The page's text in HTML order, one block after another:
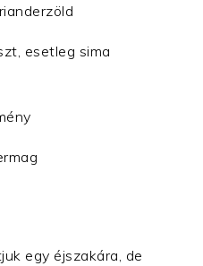
esetleg sima
egy éjszakára, de